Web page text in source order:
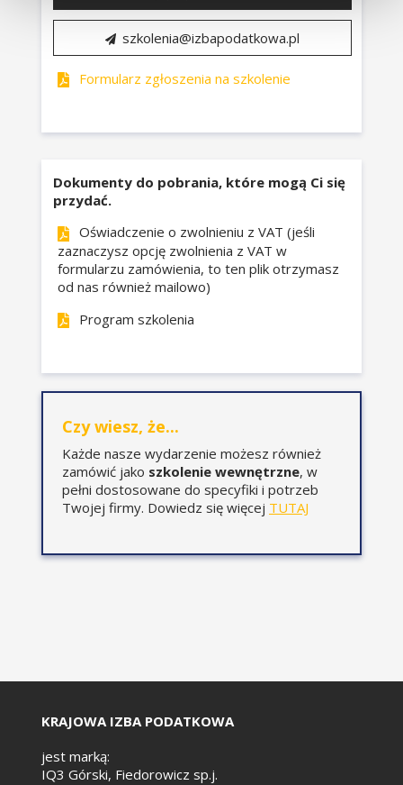
możliwe jest tworzenie takiej
struktury?
bezpośredniej alokacji, przy
czynności niedające prawa do
odliczenia, o zakres
ograniczeń w prawie do
odliczenia.
Finansowanie zakupu z dotacji
Praktyczne przykłady
gminach m.in.: z tytułu
poczynionych inwestycji, w
tym inwestycji zaniechanych,
w związku z wniesionymi
aportami, w związku z
Realizacja inwestycji
w przypadku ubiegania się
dofinansowanie inwestycji z
szkolenia@izbapodatkowa.pl
Formularz zgłoszenia na szkolenie
Dokumenty do pobrania, które mogą Ci się
przydać.
Oświadczenie o zwolnieniu z VAT (jeśli
zaznaczysz opcję zwolnienia z VAT w
formularzu zamówienia, to ten plik otrzymasz
od nas również mailowo)
Program szkolenia
Czy wiesz, że...
Każde nasze wydarzenie możesz również
zamówić jako szkolenie wewnętrzne, w
pełni dostosowane do specyfiki i potrzeb
Twojej firmy. Dowiedz się więcej TUTAJ
KRAJOWA IZBA PODATKOWA
jest marką:
IQ3 Górski, Fiedorowicz sp.j.